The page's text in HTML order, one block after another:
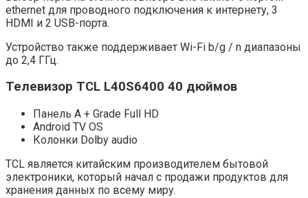
ethernet для проводного подключения к интернету, 3
HDMI и 2 USB-порта.
Устройство также поддерживает Wi-Fi b/g / n диапазоны
до 2,4 ГГц.
Телевизор TCL L40S6400 40 дюймов
Панель A + Grade Full HD
Android TV OS
Колонки Dolby audio
TCL является китайским производителем бытовой
электроники, который начал с продажи продуктов для
хранения данных по всему миру.